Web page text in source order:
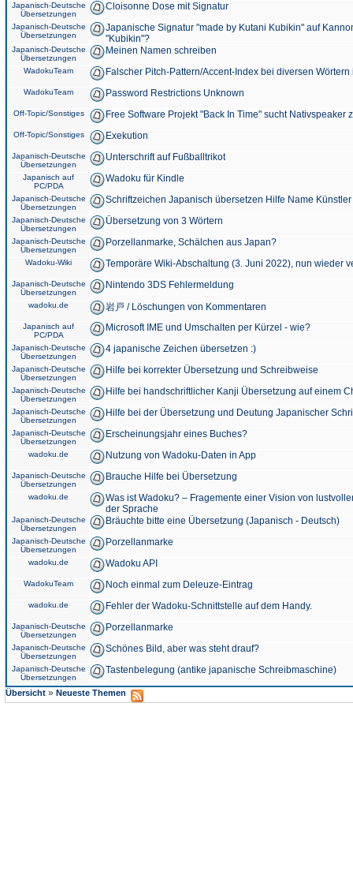
Japanisch-Deutsche
Übersetzungen
Cloisonne Dose mit Signatur
Japanisch-Deutsche
Übersetzungen
Japanische Signatur "made by Kutani Kubikin" auf
"Kubikin"?
Japanisch-Deutsche
Übersetzungen
Meinen Namen schreiben
WadokuTeam Falscher Pitch-Pattern/Accent-Index bei diversen
WadokuTeam Password Restrictions Unknown
Off-Topic/Sonstiges Free Software Projekt "Back In Time" sucht Nativspeaker
Off-Topic/Sonstiges Exekution
Japanisch-Deutsche
Übersetzungen
Unterschrift auf Fußballtrikot
Japanisch auf
PC/PDA
Wadoku für Kindle
Japanisch-Deutsche
Übersetzungen
Schriftzeichen Japanisch übersetzen Hilfe Name
Japanisch-Deutsche
Übersetzungen
Übersetzung von 3 Wörtern
Japanisch-Deutsche
Übersetzungen
Porzellanmarke, Schälchen aus Japan?
Wadoku-Wiki Temporäre Wiki-Abschaltung (3. Juni 2022), nun wieder
Japanisch-Deutsche
Übersetzungen
Nintendo 3DS Fehlermeldung
wadoku.de 岩戸 / Löschungen von Kommentaren
Japanisch auf
PC/PDA
Microsoft IME und Umschalten per Kürzel - wie?
Japanisch-Deutsche
Übersetzungen
4 japanische Zeichen übersetzen :)
Japanisch-Deutsche
Übersetzungen
Hilfe bei korrekter Übersetzung und Schreibweise
Japanisch-Deutsche
Übersetzungen
Hilfe bei handschriftlicher Kanji Übersetzung auf einem
Japanisch-Deutsche
Übersetzungen
Hilfe bei der Übersetzung und Deutung Japanischer
Japanisch-Deutsche
Übersetzungen
Erscheinungsjahr eines Buches?
wadoku.de Nutzung von Wadoku-Daten in App
Japanisch-Deutsche
Übersetzungen
Brauche Hilfe bei Übersetzung
wadoku.de
Was ist Wadoku? – Fragemente einer Vision von
der Sprache
Japanisch-Deutsche
Übersetzungen
Bräuchte bitte eine Übersetzung (Japanisch - Deutsch)
Japanisch-Deutsche
Übersetzungen
Porzellanmarke
wadoku.de Wadoku API
WadokuTeam Noch einmal zum Deleuze-Eintrag
wadoku.de Fehler der Wadoku-Schnittstelle auf dem Handy.
Japanisch-Deutsche
Übersetzungen
Porzellanmarke
Japanisch-Deutsche
Übersetzungen
Schönes Bild, aber was steht drauf?
Japanisch-Deutsche
Übersetzungen
Tastenbelegung (antike japanische Schreibmaschine)
Übersicht » Neueste Themen